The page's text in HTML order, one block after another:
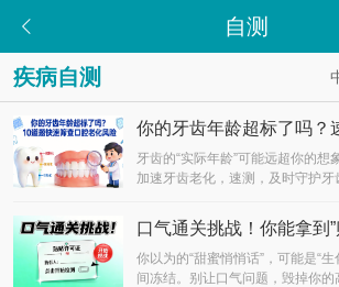
自测
疾病自测
你的牙齿年龄超标了吗？
牙齿的“实际年龄”可能远超你的想
加速牙齿老化，速测，及时守护牙
口气通关挑战！你能拿到
你以为的“甜蜜悄悄话”，可能是“
间冻结。别让口气问题，毁掉你